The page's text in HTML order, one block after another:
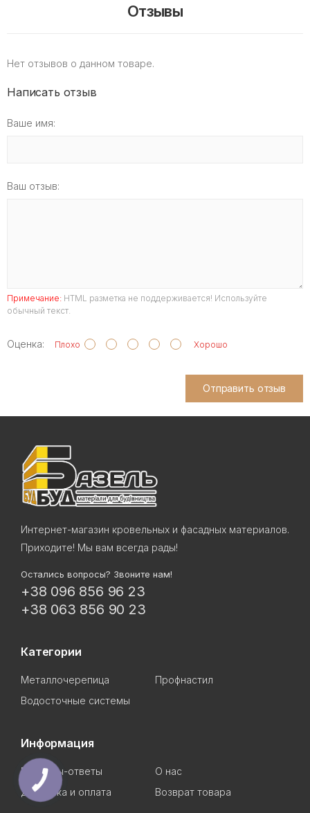
Отзывы
Нет отзывов о данном товаре.
Написать отзыв
Ваше имя:
Ваш отзыв:
Примечание: HTML разметка не поддерживается! Используйте
обычный текст.
Оценка: Плохо Хорошо
Отправить отзыв
Интернет-магазин кровельных и фасадных материалов.
Приходите! Мы вам всегда рады!
Остались вопросы? Звоните нам!
+38 096 856 96 23
+38 063 856 90 23
Категории
Металлочерепица
Профнастил
Водосточные системы
Информация
Вопросы-ответы
О нас
Доставка и оплата
Возврат товара